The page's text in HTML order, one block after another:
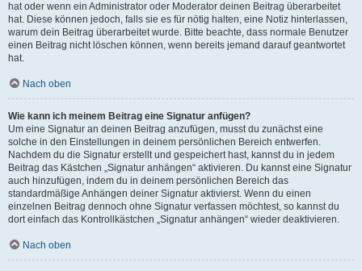
hat oder wenn ein Administrator oder Moderator deinen Beitrag überarbeitet
hat. Diese können jedoch, falls sie es für nötig halten, eine Notiz hinterlassen,
warum dein Beitrag überarbeitet wurde. Bitte beachte, dass normale Benutzer
einen Beitrag nicht löschen können, wenn bereits jemand darauf geantwortet
hat.
Nach oben
Wie kann ich meinem Beitrag eine Signatur anfügen?
Um eine Signatur an deinen Beitrag anzufügen, musst du zunächst eine
solche in den Einstellungen in deinem persönlichen Bereich entwerfen.
Nachdem du die Signatur erstellt und gespeichert hast, kannst du in jedem
Beitrag das Kästchen „Signatur anhängen“ aktivieren. Du kannst eine Signatur
auch hinzufügen, indem du in deinem persönlichen Bereich das
standardmäßige Anhängen deiner Signatur aktivierst. Wenn du einen
einzelnen Beitrag dennoch ohne Signatur verfassen möchtest, so kannst du
dort einfach das Kontrollkästchen „Signatur anhängen“ wieder deaktivieren.
Nach oben